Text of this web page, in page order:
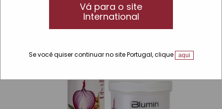
Vá para o site
International
Se você quiser continuar no site Portugal, clique aqui